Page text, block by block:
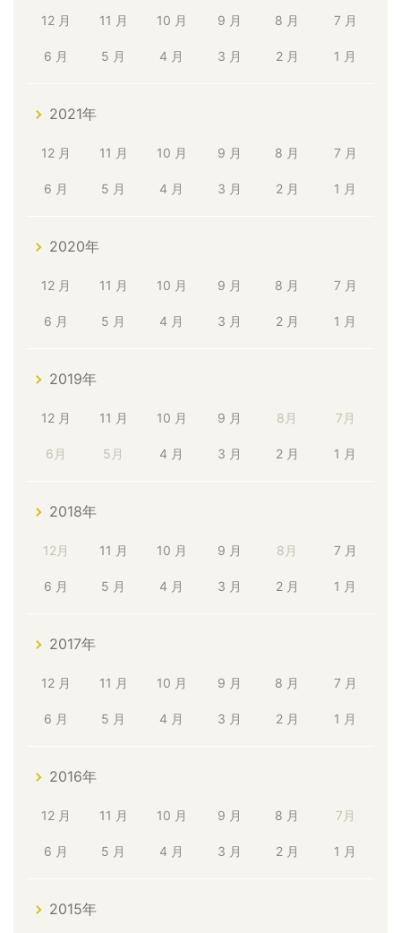
12 月 11 月 10 月 9 月 8 月 7 月
6 月 5 月 4 月 3 月 2 月 1 月
2021年
12 月 11 月 10 月 9 月 8 月 7 月
6 月 5 月 4 月 3 月 2 月 1 月
2020年
12 月 11 月 10 月 9 月 8 月 7 月
6 月 5 月 4 月 3 月 2 月 1 月
2019年
12 月 11 月 10 月 9 月 8月 7月
6月 5月 4 月 3 月 2 月 1 月
2018年
12月 11 月 10 月 9 月 8月 7 月
6 月 5 月 4 月 3 月 2 月 1 月
2017年
12 月 11 月 10 月 9 月 8 月 7 月
6 月 5 月 4 月 3 月 2 月 1 月
2016年
12 月 11 月 10 月 9 月 8 月 7月
6 月 5 月 4 月 3 月 2 月 1 月
2015年